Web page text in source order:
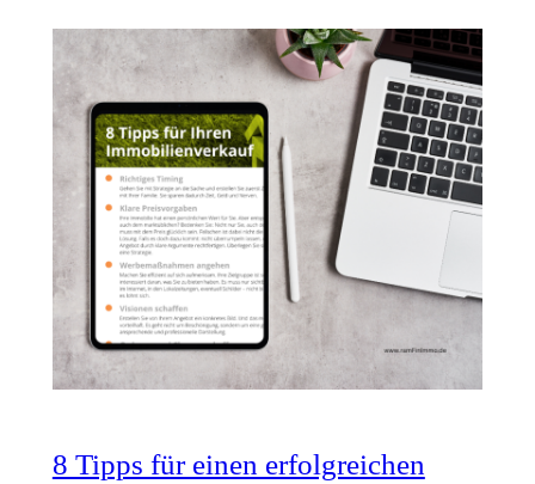
8 Tipps für einen erfolgreichen